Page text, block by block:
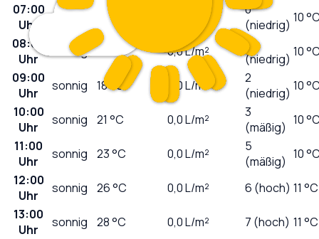
07:00
Uhr
sonnig 13°C L/m²
0
(niedrig) 10
08:00
Uhr
sonnig 14 °C 0,0L/m²
1
(niedrig) 10
09:00
Uhr
sonnig 18°C 0,0L/m²
2
(niedrig) 10
10:00
Uhr
sonnig 21 °C 0,0L/m²
3
(mäßig) 10
11:00
Uhr
sonnig 23°C 0,0L/m²
5
(mäßig) 10
12:00
Uhr
sonnig 26°C 0,0L/m² 6 (hoch) 11 °C
13:00
Uhr
sonnig 28°C 0,0L/m² 7 (hoch) 11 °C